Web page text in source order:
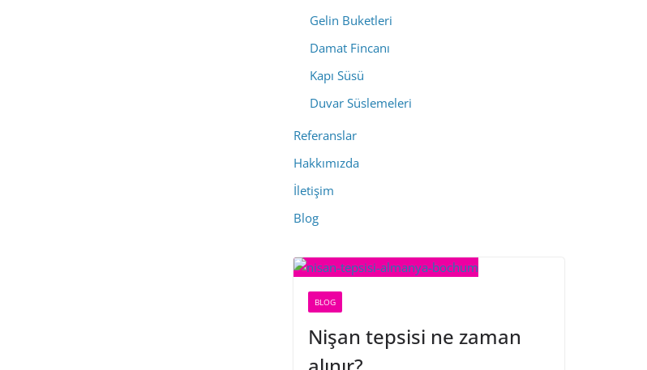
Gelin Buketleri
Damat Fincanı
Kapı Süsü
Duvar Süslemeleri
Referanslar
Hakkımızda
İletişim
Blog
BLOG
Nişan tepsisi ne zaman